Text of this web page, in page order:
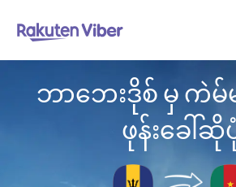
ဘာဘေးဒိုစ် မှ ကဲမ်
ဖုန်းခေါ်ဆို